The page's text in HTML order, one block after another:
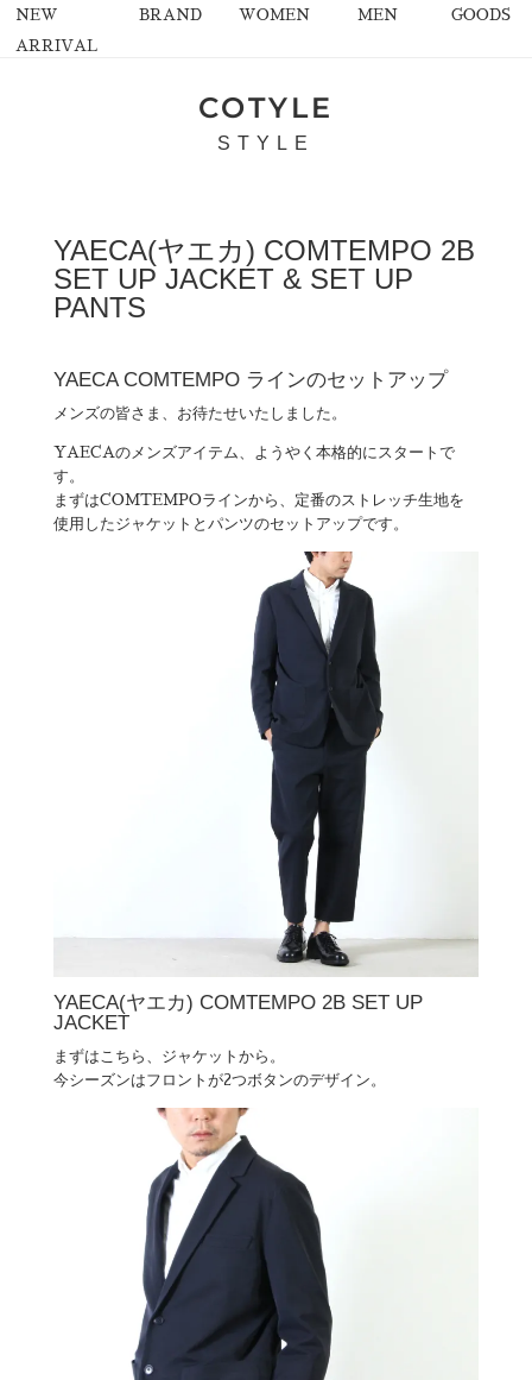
NEW
ARRIVAL
BRAND WOMEN MEN GOODS
COTYLE
STYLE
YAECA(ヤエカ) COMTEMPO 2B
SET UP JACKET & SET UP
PANTS
YAECA COMTEMPO ラインのセットアップ
メンズの皆さま、お待たせいたしました。
YAECAのメンズアイテム、ようやく本格的にスタートで
す。
まずはCOMTEMPOラインから、定番のストレッチ生地を
使用したジャケットとパンツのセットアップです。
YAECA(ヤエカ) COMTEMPO 2B SET UP
JACKET
まずはこちら、ジャケットから。
今シーズンはフロントが2つボタンのデザイン。